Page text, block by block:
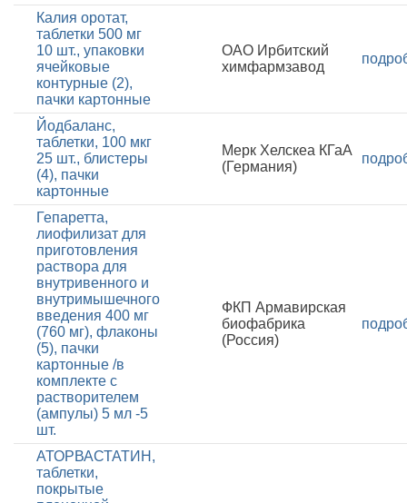
Калия оротат,
таблетки 500 мг
10 шт., упаковки
ячейковые
контурные (2),
пачки картонные
ОАО Ирбитский
химфармзавод
Йодбаланс,
таблетки, 100 мкг
25 шт., блистеры
(4), пачки
картонные
Мерк Хелскеа КГаА
(Германия)
Гепаретта,
лиофилизат для
приготовления
раствора для
внутривенного и
внутримышечного
введения 400 мг
(760 мг), флаконы
(5), пачки
картонные /в
комплекте с
растворителем
(ампулы) 5 мл -5
шт.
ФКП Армавирская
биофабрика
(Россия)
АТОРВАСТАТИН,
таблетки,
покрытые